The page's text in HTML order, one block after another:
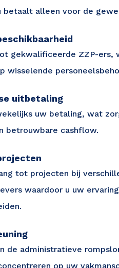
betaalt alleen voor de
gekwalificeerde ZZP-ers,
wisselende
uitbetaling
uw betaling, wat
betrouwbare cashflow.
tot projecten bij
waardoor u uw
de administratieve
op uw